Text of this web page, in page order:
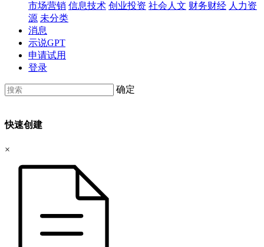
市场营销 信息技术 创业投资 社会人文 财务财经 人力资
源 未分类
消息
示说GPT
申请试用
登录
确定
快速创建
×